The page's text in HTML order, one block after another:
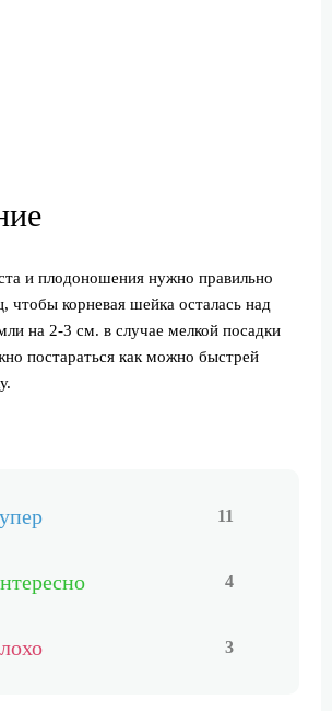
и плодоношения нужно правильно
чтобы корневая шейка осталась над
на 2-3 см. в случае мелкой посадки
постараться как можно быстрей
11
4
3